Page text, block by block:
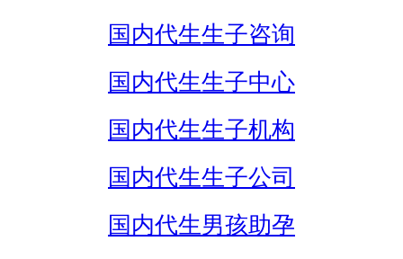
国内代生生子咨询
国内代生生子中心
国内代生生子机构
国内代生生子公司
国内代生男孩助孕